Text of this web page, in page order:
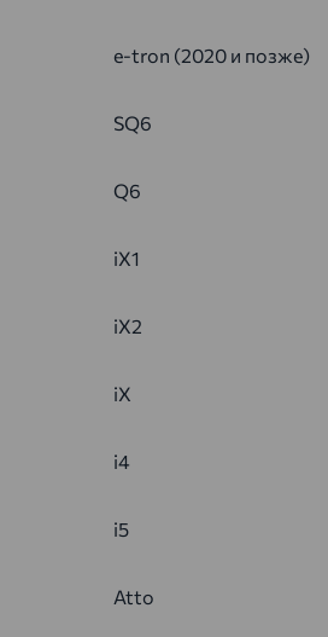
e-tron (2020 и позже)
SQ6
Q6
iX1
iX2
iX
i4
i5
Atto